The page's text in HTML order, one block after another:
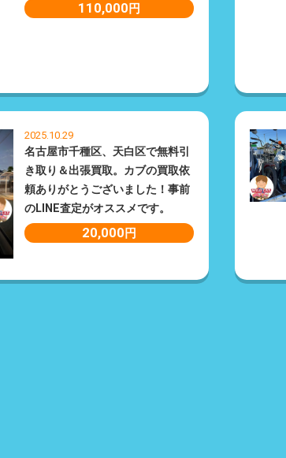
110,000 円
2025.10.29
名古屋市千種区、天白区で無料引
き取り＆出張買取。カブの買取依
頼ありがとうございました！事前
のLINE査定がオススメです。
20,000 円